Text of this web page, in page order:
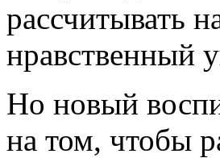
рассчитывать
нравственный
Но новый
на том, чтобы